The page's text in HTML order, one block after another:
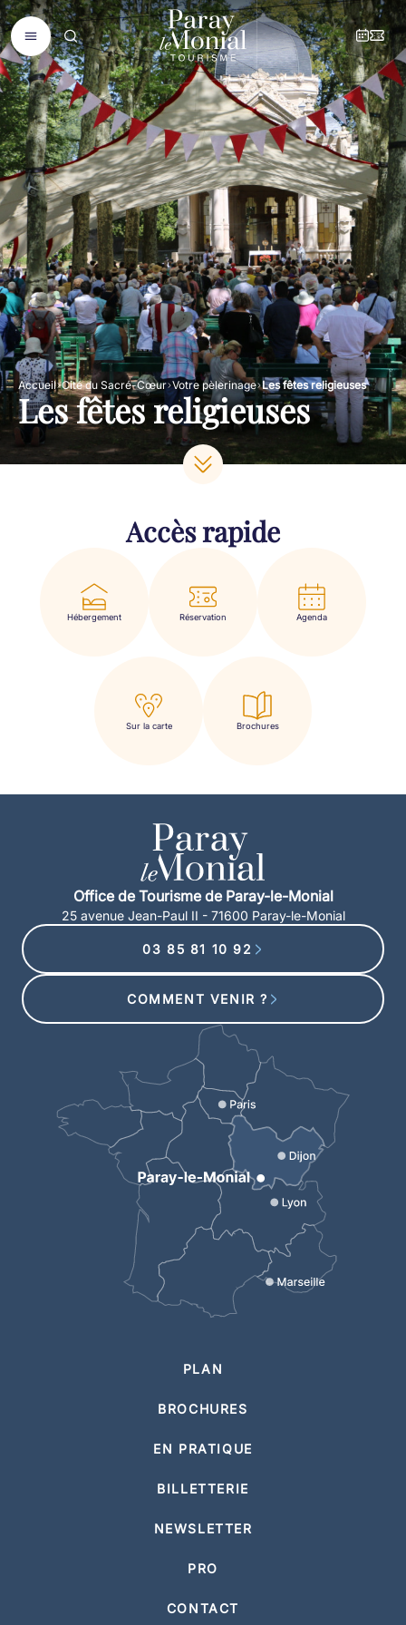
Accueil Cité du Sacré-Cœur Votre pèlerinage Les fêtes religieuses
Les fêtes religieuses
Accès rapide
Hébergement Réservation Agenda
Sur la carte Brochures
Office de Tourisme de Paray-le-Monial
25 avenue Jean-Paul II - 71600 Paray-le-Monial
03 85 81 10 92
COMMENT VENIR ?
PLAN
BROCHURES
EN PRATIQUE
BILLETTERIE
NEWSLETTER
PRO
CONTACT